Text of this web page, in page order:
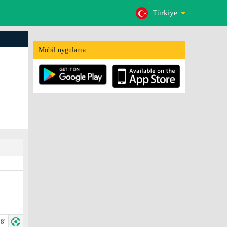
Türkiye
Mobil uygulama: